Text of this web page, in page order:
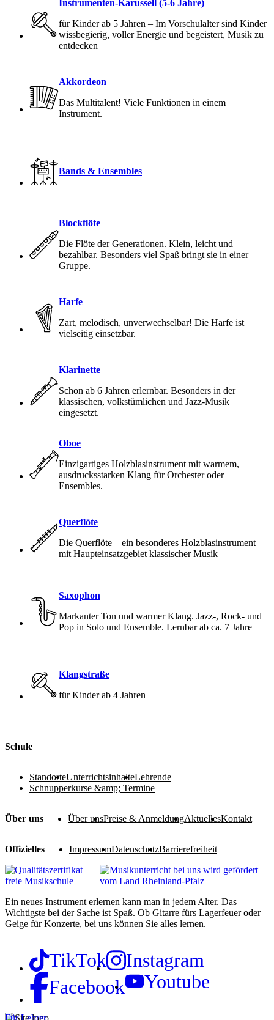
Instrumenten-Karussell (5-6 Jahre)
für Kinder ab 5 Jahren – Im Vorschulalter sind Kinder
wissbegierig, voller Energie und begeistert, Musik zu
entdecken
Akkordeon
Das Multitalent! Viele Funktionen in einem
Instrument.
Bands & Ensembles
Blockflöte
Die Flöte der Generationen. Klein, leicht und
bezahlbar. Besonders viel Spaß bringt sie in einer
Gruppe.
Harfe
Zart, melodisch, unverwechselbar! Die Harfe ist
vielseitig einsetzbar.
Klarinette
Schon ab 6 Jahren erlernbar. Besonders in der
klassischen, volkstümlichen und Jazz-Musik
eingesetzt.
Oboe
Einzigartiges Holzblasinstrument mit warmem,
ausdrucksstarken Klang für Orchester oder
Ensembles.
Querflöte
Die Querflöte – ein besonderes Holzblasinstrument
mit Haupteinsatzgebiet klassischer Musik
Saxophon
Markanter Ton und warmer Klang. Jazz-, Rock- und
Pop in Solo und Ensemble. Lernbar ab ca. 7 Jahre
Klangstraße
für Kinder ab 4 Jahren
Schule
StandorteUnterrichtsinhalteLehrende
Schnupperkurse &amp; Termine
Über uns Über unsPreise & AnmeldungAktuellesKontakt
Offizielles ImpressumDatenschutzBarrierefreiheit
Ein neues Instrument erlernen kann man in jedem Alter. Das
Wichtigste bei der Sache ist Spaß. Ob Gitarre fürs Lagerfeuer oder
Geige für Konzerte, bei uns können Sie alles lernen.
TikTok
Instagram
Facebook
Youtube
Für Lehrer